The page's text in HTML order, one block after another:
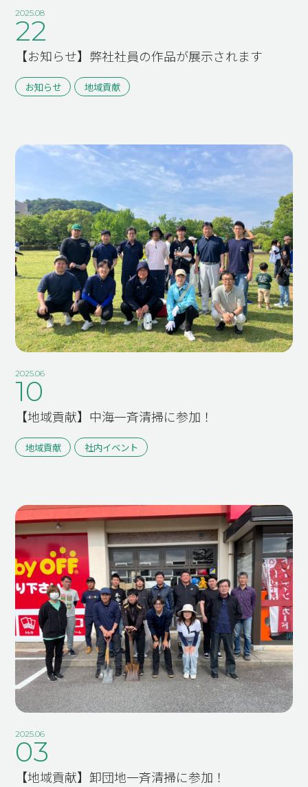
ABOUT US
COMPANY
会社概要
BUSINESS
事業案内
CASE STUDY
事例紹介
ビリティ
RECRUIT
採用情報
TOPICS
トピックス
MAIL FORM
PRIVACY POLICY
2025.08
22
【お知らせ】弊社社員の作品が展示されます
お知らせ 地域貢献
2025.06
10
【地域貢献】中海一斉清掃に参加！
地域貢献 社内イベント
2025.06
03
【地域貢献】卸団地一斉清掃に参加！